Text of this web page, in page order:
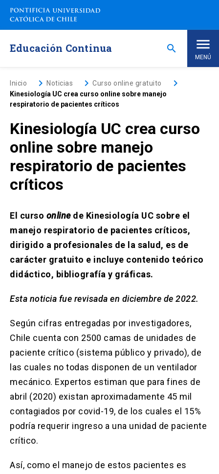
Saltar
contenido
Educación Continua search
MENÚ
Inicio
Nosotros
Programas de Estudio
Programas Corporativos
Noticias
Solicitud Certificados (El
enlace
en
una
nueva
Portal Empresas(El
enlace
abre
una
Pagos y Convenios(El
abre
una
nueva
ACCESOS UC
Biblioteca launch
(El
enlace
abre
en
una
nueva
pestaña)
Mi Portal UC launch
(El
enlace
abre
en
una
nueva
pestaña)
Correo launch
(El
enlace
se
abre
una
nueva
pestaña)
Inicio keyboard_arrow_rightNoticias keyboard_arrow_rightCurso online gratuito keyboard_arrow_right
Kinesiología UC crea curso online sobre manejo
respiratorio de pacientes críticos
Kinesiología UC crea curso
online sobre manejo
respiratorio de pacientes
críticos
El curso onlinede Kinesiología UC sobre el
manejo respiratorio de pacientes críticos,
dirigido a profesionales de la salud, es de
carácter gratuito e incluye contenido teórico
didáctico, bibliografía y gráficas.
Esta noticia fue revisada en diciembre de 2022.
Según cifras entregadas por investigadores,
Chile cuenta con 2500 camas de unidades de
paciente crítico (sistema público y privado), de
las cuales no todas disponen de un ventilador
mecánico. Expertos estiman que para fines de
abril (2020) existan aproximadamente 45 mil
contagiados por covid-19, de los cuales el 15%
podría requerir ingreso a una unidad de paciente
crítico.
Así, como el manejo de estos pacientes es